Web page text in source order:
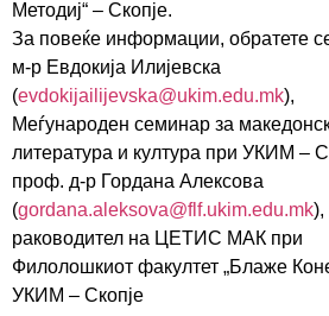
Методиј“ – Скопје.
За повеќе информации, обратете
м-р Евдокија Илијевска
(evdokijailijevska@ukim.edu.mk),
Меѓународен семинар за
литература и култура при УКИМ –
проф. д-р Гордана Алексова
(gordana.aleksova@flf.ukim.edu.mk),
раководител на ЦЕТИС МАК при
Филолошкиот факултет „Блаже
УКИМ – Скопје